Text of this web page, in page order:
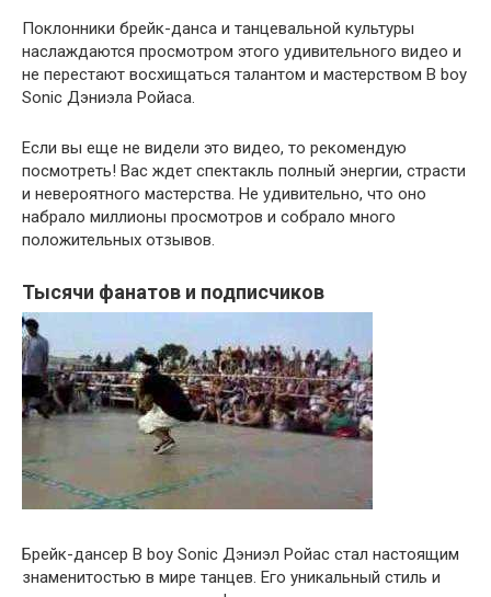
Поклонники брейк-данса и танцевальной культуры
наслаждаются просмотром этого удивительного видео и
не перестают восхищаться талантом и мастерством B boy
Sonic Дэниэла Ройаса.
Если вы еще не видели это видео, то рекомендую
посмотреть! Вас ждет спектакль полный энергии, страсти
и невероятного мастерства. Не удивительно, что оно
набрало миллионы просмотров и собрало много
положительных отзывов.
Тысячи фанатов и подписчиков
Брейк-дансер B boy Sonic Дэниэл Ройас стал настоящим
знаменитостью в мире танцев. Его уникальный стиль и